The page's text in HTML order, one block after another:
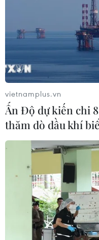
#Tây Ban
#Bà bầu
#Body
Theo dõi
TIN LIÊN QUAN
vietnamplus.vn
Ấn Độ dự kiến chi
thăm dò dầu khí